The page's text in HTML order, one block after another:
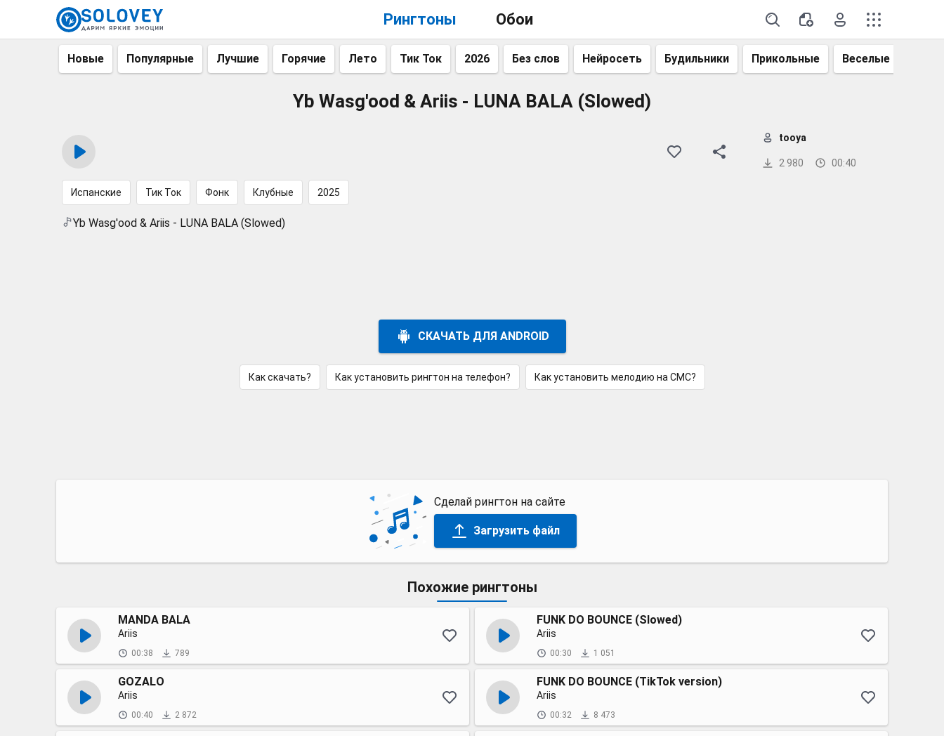
Рингтоны Обои
Новые Популярные Лучшие Горячие Лето Тик Ток 2026 Без слов Нейросеть Будильники Прикольные Веселые
Yb Wasg'ood & Ariis - LUNA BALA (Slowed)
2 980 00:40
tooya
Испанские Тик Ток Фонк Клубные 2025
Yb Wasg'ood & Ariis - LUNA BALA (Slowed)
СКАЧАТЬ ДЛЯ ANDROID
Как скачать? Как установить рингтон на телефон? Как установить мелодию на СМС?
Сделай рингтон на сайте
Загрузить файл
Похожие рингтоны
MANDA BALA
Ariis
00:38 789
FUNK DO BOUNCE (Slowed)
Ariis
00:30 1 051
GOZALO
Ariis
00:40 2 872
FUNK DO BOUNCE (TikTok version)
Ariis
00:32 8 473